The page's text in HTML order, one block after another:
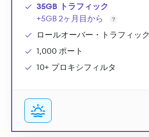
35GB トラフィック
+5GB 2ヶ月目から
ロールオーバー・トラフィック
1,000 ポート
10+ プロキシフィルタ